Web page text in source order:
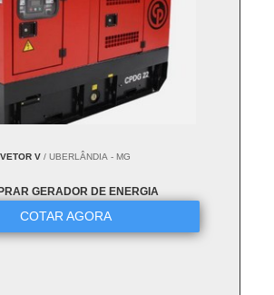
VETOR V / UBERLÂNDIA - MG
GERADOR DE ENERGIA
COTAR AGORA